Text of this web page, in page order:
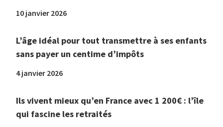
10 janvier 2026
L’âge idéal pour tout transmettre à ses enfants
sans payer un centime d’impôts
4 janvier 2026
Ils vivent mieux qu’en France avec 1 200€ : l’île
qui fascine les retraités